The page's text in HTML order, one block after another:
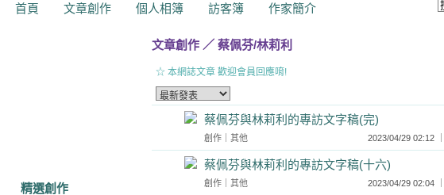
首頁 文章創作 個人相簿 訪客簿 作家簡介
精選創作
文章創作 ／ 蔡佩芬/林莉利
☆ 本網誌文章 歡迎會員回應唷!
蔡佩芬與林莉利的專訪文字稿(完)
創作 其他 2023/04/29 02:12
蔡佩芬與林莉利的專訪文字稿(十六)
創作 其他 2023/04/29 02:04